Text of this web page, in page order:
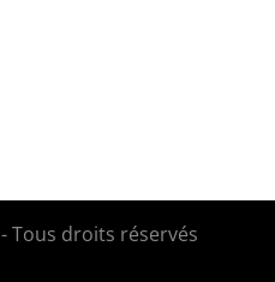
Tous droits réservés